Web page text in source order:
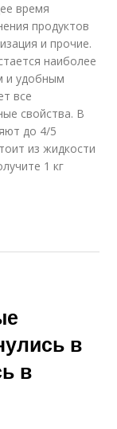
время
продуктов
и прочие.
наиболее
и удобным
все
свойства. В
до 4/5
из жидкости
1 кг
в
в